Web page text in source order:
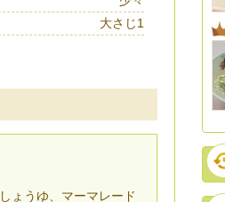
大さじ1
ょうゆ、マーマレード